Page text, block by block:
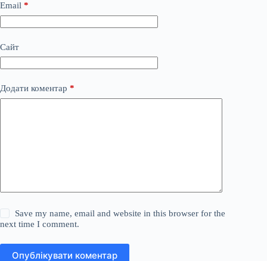
Email *
Сайт
Додати коментар *
Save my name, email and website in this browser for the
next time I comment.
Опублікувати коментар